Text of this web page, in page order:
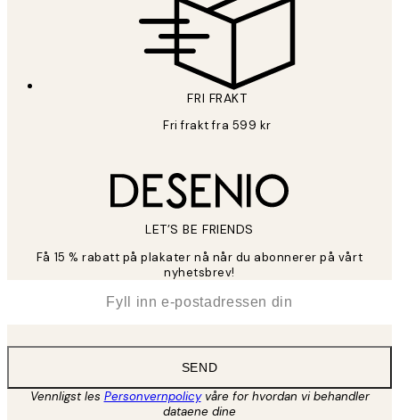
FRI FRAKT
Fri frakt fra 599 kr
LET’S BE FRIENDS
Få 15 % rabatt på plakater nå når du abonnerer på vårt
nyhetsbrev!
SEND
Vennligst les Personvernpolicyvåre for hvordan vi behandler
dataene dine